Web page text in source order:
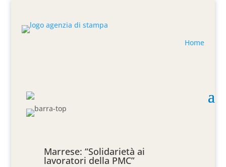
Home
Marrese: “Solidarietà ai
lavoratori della PMC”